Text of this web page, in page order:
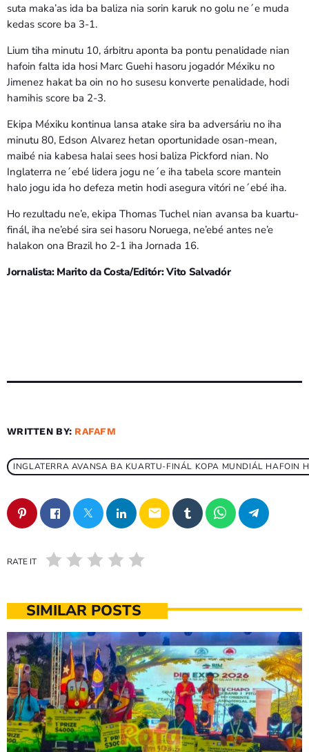
suta maka’as ida ba baliza nia sorin karuk no golu ne´e muda
kedas score ba 3-1.
Lium tiha minutu 10, árbitru aponta ba pontu penalidade nian
hafoin falta ida hosi Marc Guehi hasoru jogadór Méxiku no
Jimenez hakat ba oin no ho susesu konverte penalidade, hodi
hamihis score ba 2-3.
Ekipa Méxiku kontinua lansa atake sira ba adversáriu no iha
minutu 80, Edson Alvarez hetan oportunidade osan-mean,
maibé nia kabesa halai sees hosi baliza Pickford nian. No
Inglaterra ne´ebé lidera jogu ne´e iha tabela score mantein
halo jogu ida ho defeza metin hodi asegura vitóri ne´ebé iha.
Ho rezultadu ne’e, ekipa Thomas Tuchel nian avansa ba kuartu-
finál, iha ne’ebé sira sei hasoru Noruega, ne’ebé antes ne’e
halakon ona Brazil ho 2-1 iha Jornada 16.
Jornalista: Marito da Costa/Editór: Vito Salvadór
WRITTEN BY: RAFAFM
INGLATERRA AVANSA BA KUARTU-FINÁL KOPA MUNDIÁL HAFOIN
email
RATE IT
SIMILAR POSTS